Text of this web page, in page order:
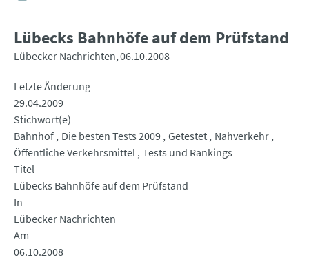
Lübecks Bahnhöfe auf dem Prüfstand
Lübecker Nachrichten 06.10.2008
Letzte Änderung
29.04.2009
Stichwort(e)
Bahnhof Die besten Tests 2009 Getestet Nahverkehr
Öffentliche Verkehrsmittel Tests und Rankings
Titel
Lübecks Bahnhöfe auf dem Prüfstand
In
Lübecker Nachrichten
Am
06.10.2008